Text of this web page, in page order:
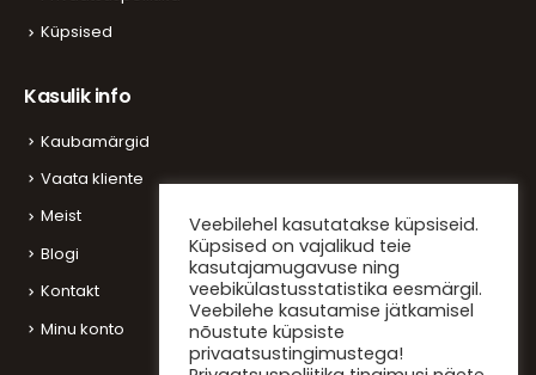
Küpsised
Kasulik info
Kaubamärgid
Vaata kliente
Meist
Blogi
Kontakt
Minu konto
Veebilehel kasutatakse küpsiseid.
Küpsised on vajalikud teie
kasutajamugavuse ning
veebikülastusstatistika eesmärgil.
Veebilehe kasutamise jätkamisel
nõustute küpsiste
privaatsustingimustega!